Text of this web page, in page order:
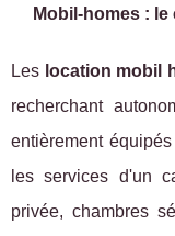
Mobil-homes :
Les location mobil
recherchant
entièrement
les services d'un
privée, chambres